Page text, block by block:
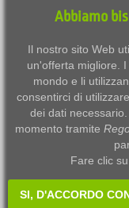
Abbiamo
Il nostro sito Web
un'offerta migliore.
mondo e li
consentirci di
dei dati
momento tramite
Fare clic su
SI, D'ACCORDO